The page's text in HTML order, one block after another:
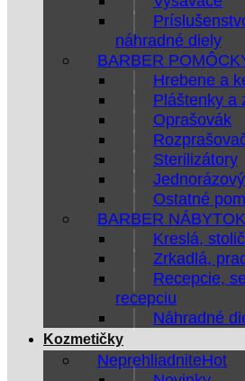
náhradné diely
BARBER
Hrebene a
Pláštenky a
Oprašovák
Sterilizátory
Ostatné
BARBER NÁBYTOK
Kreslá,
Zrkadlá,
Recepcie,
recepciu
Náhradné
Kozmetičky
Neprehliadnite